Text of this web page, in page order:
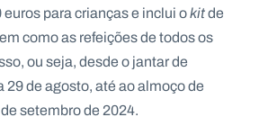
para crianças e inclui okitde
como as refeições de todos os
ou seja, desde o jantar de
29 de agosto, até ao almoço de
setembro de 2024.